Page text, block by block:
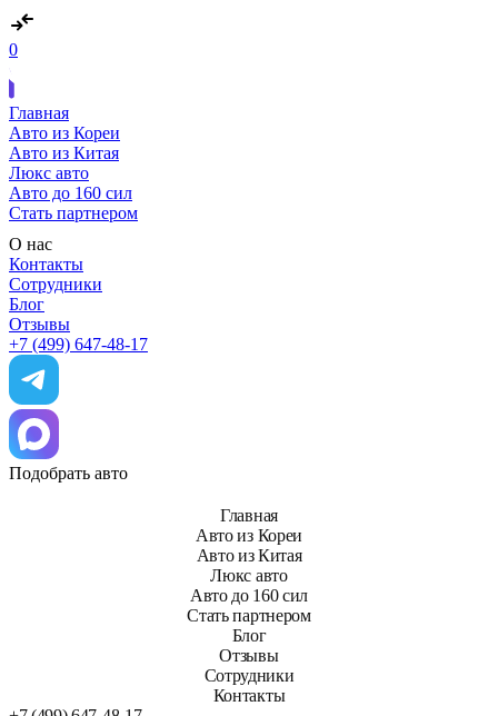
0
Главная
Авто из Кореи
Авто из Китая
Люкс авто
Авто до 160 сил
Стать партнером
О нас
Контакты
Сотрудники
Блог
Отзывы
+7 (499) 647-48-17
Подобрать авто
Главная
Авто из Кореи
Авто из Китая
Люкс авто
Авто до 160 сил
Стать партнером
Блог
Отзывы
Сотрудники
Контакты